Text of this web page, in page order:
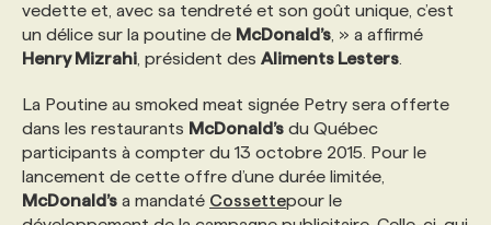
vedette et, avec sa tendreté et son goût unique, c’est
un délice sur la poutine de McDonald’s , » a affirmé
Henry Mizrahi , président des Aliments Lesters
La Poutine au smoked meat signée Petry sera offerte
dans les restaurants McDonald’s du Québec
participants à compter du 13 octobre 2015. Pour le
lancement de cette offre d’une durée limitée,
McDonald’s a mandaté Cossettepour le